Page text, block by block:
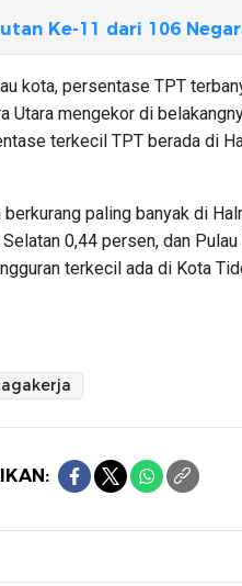
Ke-11 dari 106
kota, persentase TPT
Utara mengekor di
terkecil TPT berada di
paling banyak di
0,44 persen, dan
terkecil ada di Kota